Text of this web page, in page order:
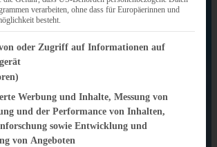
verarbeiten, ohne dass für Europäerinnen und
besteht.
Sie eine Liste der Zwecke des IAB Transparency and Consent
oder Zugriff auf Informationen auf
Werbung und Inhalte, Messung von
und der Performance von Inhalten,
sowie Entwicklung und
von Angeboten